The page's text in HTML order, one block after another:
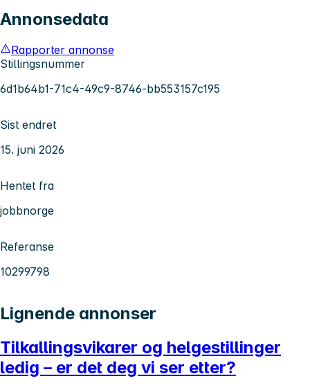
Annonsedata
Rapporter annonse
Stillingsnummer
6d1b64b1-71c4-49c9-8746-bb553157c195
Sist endret
15. juni 2026
Hentet fra
jobbnorge
Referanse
10299798
Lignende annonser
Tilkallingsvikarer og helgestillinger
ledig – er det deg vi ser etter?